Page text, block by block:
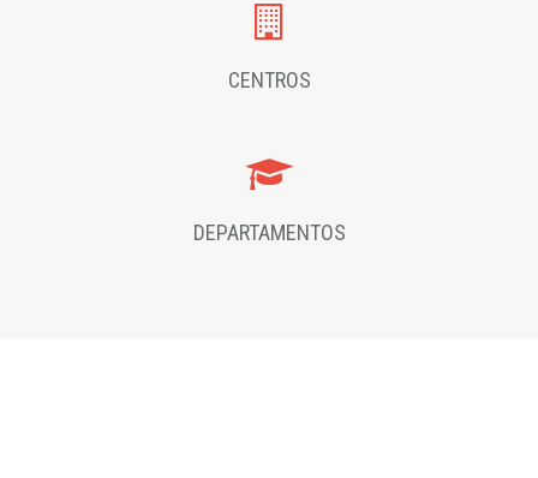
CENTROS
DEPARTAMENTOS